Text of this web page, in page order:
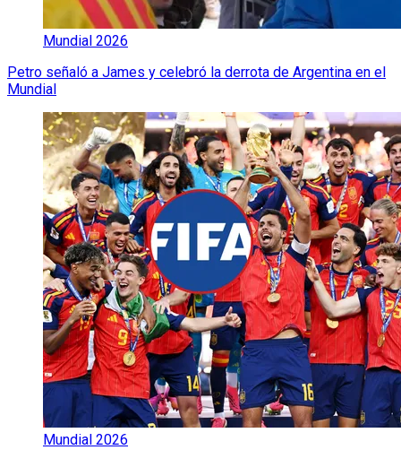
Mundial 2026
Petro señaló a James y celebró la derrota de Argentina en el
Mundial
Mundial 2026